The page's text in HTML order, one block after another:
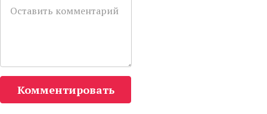
Комментировать